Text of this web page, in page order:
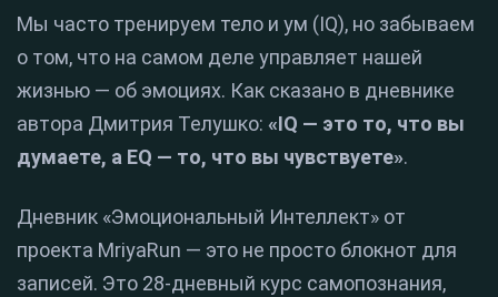
Мы часто тренируем тело и ум (IQ), но забываем
о том, что на самом деле управляет нашей
жизнью — об эмоциях. Как сказано в дневнике
автора Дмитрия Телушко: «IQ — это то, что вы
думаете, а EQ — то, что вы чувствуете».
Дневник «Эмоциональный Интеллект» от
проекта MriyaRun — это не просто блокнот для
записей. Это 28-дневный курс самопознания,